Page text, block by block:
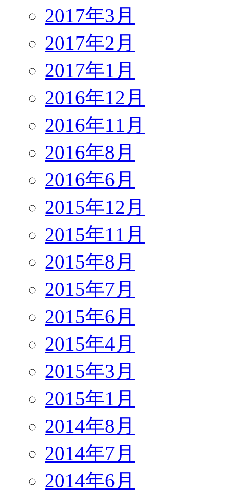
2017年3月
2017年2月
2017年1月
2016年12月
2016年11月
2016年8月
2016年6月
2015年12月
2015年11月
2015年8月
2015年7月
2015年6月
2015年4月
2015年3月
2015年1月
2014年8月
2014年7月
2014年6月